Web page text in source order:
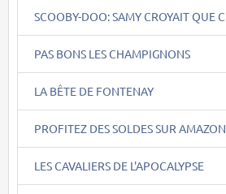
SCOOBY-DOO: SAMY CROYAIT QUE C
PAS BONS LES CHAMPIGNONS
LA BÊTE DE FONTENAY
PROFITEZ DES SOLDES SUR AMAZON
LES CAVALIERS DE L'APOCALYPSE